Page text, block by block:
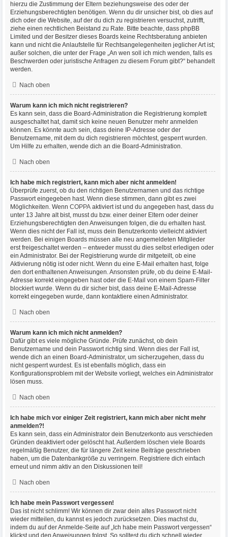
hierzu die Zustimmung der Eltern beziehungsweise des oder der
Erziehungsberechtigten benötigen. Wenn du dir unsicher bist, ob dies auf
dich oder die Website, auf der du dich zu registrieren versuchst, zutrifft,
ziehe einen rechtlichen Beistand zu Rate. Bitte beachte, dass phpBB
Limited und der Besitzer dieses Boards keine Rechtsberatung anbieten
kann und nicht die Anlaufstelle für Rechtsangelegenheiten jeglicher Art ist;
außer solchen, die unter der Frage „An wen soll ich mich wenden, falls es
Beschwerden oder juristische Anfragen zu diesem Forum gibt?“ behandelt
werden.
Nach oben
Warum kann ich mich nicht registrieren?
Es kann sein, dass die Board-Administration die Registrierung komplett
ausgeschaltet hat, damit sich keine neuen Benutzer mehr anmelden
können. Es könnte auch sein, dass deine IP-Adresse oder der
Benutzername, mit dem du dich registrieren möchtest, gesperrt wurden.
Um Hilfe zu erhalten, wende dich an die Board-Administration.
Nach oben
Ich habe mich registriert, kann mich aber nicht anmelden!
Überprüfe zuerst, ob du den richtigen Benutzernamen und das richtige
Passwort eingegeben hast. Wenn diese stimmen, dann gibt es zwei
Möglichkeiten. Wenn COPPA aktiviert ist und du angegeben hast, dass du
unter 13 Jahre alt bist, musst du bzw. einer deiner Eltern oder deiner
Erziehungsberechtigten den Anweisungen folgen, die du erhalten hast.
Wenn dies nicht der Fall ist, muss dein Benutzerkonto vielleicht aktiviert
werden. Bei einigen Boards müssen alle neu angemeldeten Mitglieder
erst freigeschaltet werden – entweder musst du dies selbst erledigen oder
ein Administrator. Bei der Registrierung wurde dir mitgeteilt, ob eine
Aktivierung nötig ist oder nicht. Wenn du eine E-Mail erhalten hast, folge
den dort enthaltenen Anweisungen. Ansonsten prüfe, ob du deine E-Mail-
Adresse korrekt eingegeben hast oder die E-Mail von einem Spam-Filter
blockiert wurde. Wenn du dir sicher bist, dass deine E-Mail-Adresse
korrekt eingegeben wurde, dann kontaktiere einen Administrator.
Nach oben
Warum kann ich mich nicht anmelden?
Dafür gibt es viele mögliche Gründe. Prüfe zunächst, ob dein
Benutzername und dein Passwort richtig sind. Wenn dies der Fall ist,
wende dich an einen Board-Administrator, um sicherzugehen, dass du
nicht gesperrt wurdest. Es ist ebenfalls möglich, dass ein
Konfigurationsproblem mit der Website vorliegt, welches ein Administrator
lösen muss.
Nach oben
Ich habe mich vor einiger Zeit registriert, kann mich aber nicht mehr
anmelden?!
Es kann sein, dass ein Administrator dein Benutzerkonto aus verschieden
Gründen deaktiviert oder gelöscht hat. Außerdem löschen viele Boards
regelmäßig Benutzer, die für längere Zeit keine Beiträge geschrieben
haben, um die Datenbankgröße zu verringern. Registriere dich einfach
erneut und nimm aktiv an den Diskussionen teil!
Nach oben
Ich habe mein Passwort vergessen!
Das ist nicht schlimm! Wir können dir zwar dein altes Passwort nicht
wieder mitteilen, du kannst es jedoch zurücksetzen. Dies machst du,
indem du auf der Anmelde-Seite auf „Ich habe mein Passwort vergessen“
klickst und den Anweisungen folgst. So solltest du dich schnell wieder